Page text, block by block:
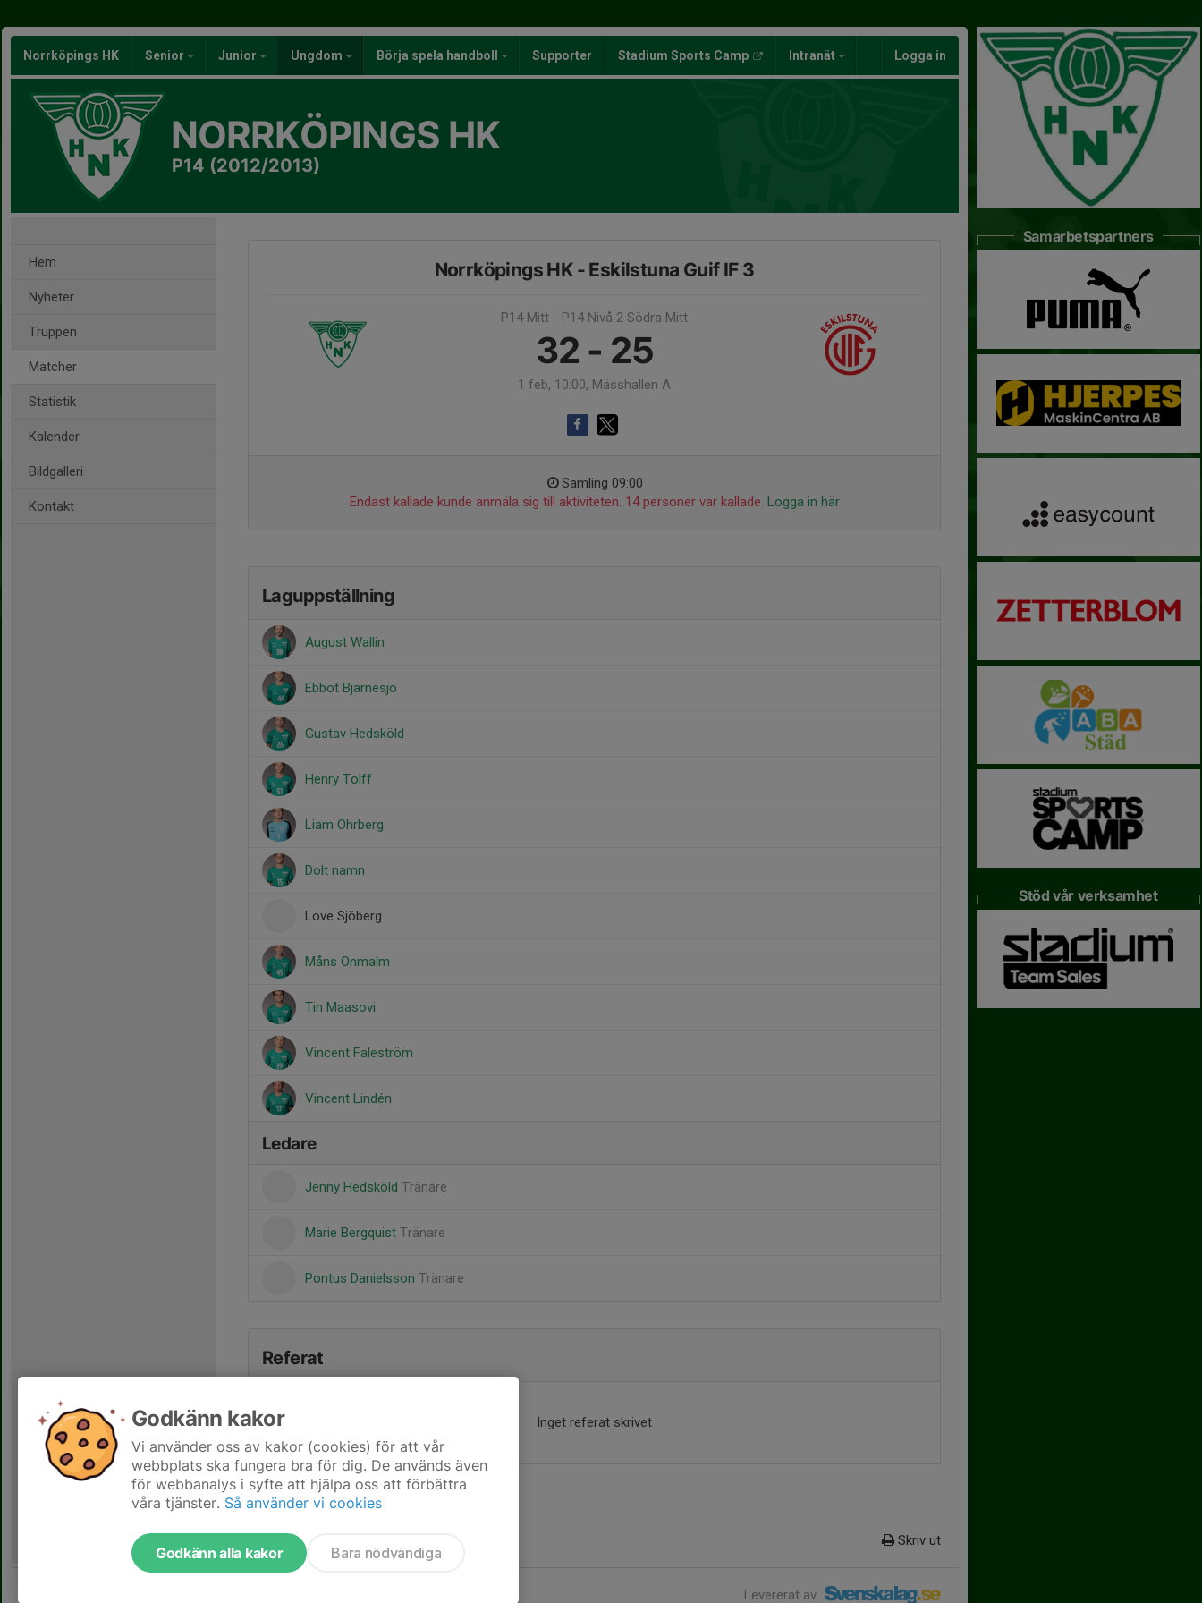
Norrköpings HK Senior Junior Ungdom Börja spela handboll Supporter Stadium Sports Camp Intranät Logga in
NORRKÖPINGS HK
P14 (2012/2013)
Hem
Nyheter
Truppen
Matcher
Statistik
Kalender
Bildgalleri
Kontakt
Norrköpings HK - Eskilstuna Guif IF 3
P14 Mitt - P14 Nivå 2 Södra Mitt
32 - 25
1 feb, 10:00, Mässhallen A
Samling 09:00
Endast kallade kunde anmäla sig till aktiviteten. 14 personer var kallade. Logga in här
Laguppställning
August Wallin
Ebbot Bjarnesjö
Gustav Hedsköld
Henry Tolff
Liam Öhrberg
Dolt namn
Love Sjöberg
Måns Onmalm
Tin Maasovi
Vincent Faleström
Vincent Lindén
Ledare
Jenny Hedsköld Tränare
Marie Bergquist Tränare
Pontus Danielsson Tränare
Referat
Inget referat skrivet
Skriv ut
Levererat av
Samarbetspartners
Stöd vår verksamhet
Godkänn kakor
Vi använder oss av kakor (cookies) för att vår
webbplats ska fungera bra för dig. De används även
för webbanalys i syfte att hjälpa oss att förbättra
våra tjänster. Så använder vi cookies
Godkänn alla kakor Bara nödvändiga